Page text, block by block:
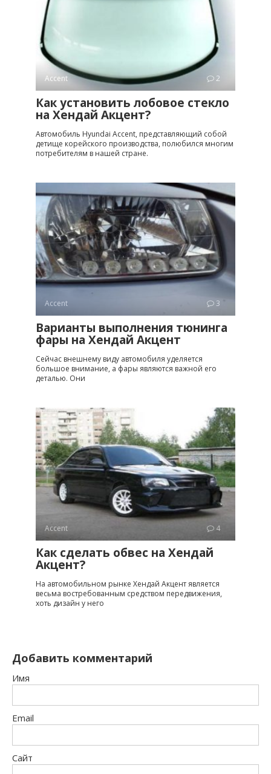
Accent 2
Как установить лобовое стекло
на Хендай Акцент?
Автомобиль Hyundai Accent, представляющий собой
детище корейского производства, полюбился многим
потребителям в нашей стране.
Accent 3
Варианты выполнения тюнинга
фары на Хендай Акцент
Сейчас внешнему виду автомобиля уделяется
большое внимание, а фары являются важной его
деталью. Они
Accent 4
Как сделать обвес на Хендай
Акцент?
На автомобильном рынке Хендай Акцент является
весьма востребованным средством передвижения,
хоть дизайн у него
Добавить комментарий
Имя
Email
Сайт